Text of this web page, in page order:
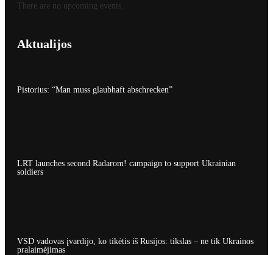
There are no upcoming events.
Aktualijos
Pistorius: “Man muss glaubhaft abschrecken”
LRT launches second Radarom! campaign to support Ukrainian
soldiers
VSD vadovas įvardijo, ko tikėtis iš Rusijos: tikslas – ne tik Ukrainos
pralaimėjimas